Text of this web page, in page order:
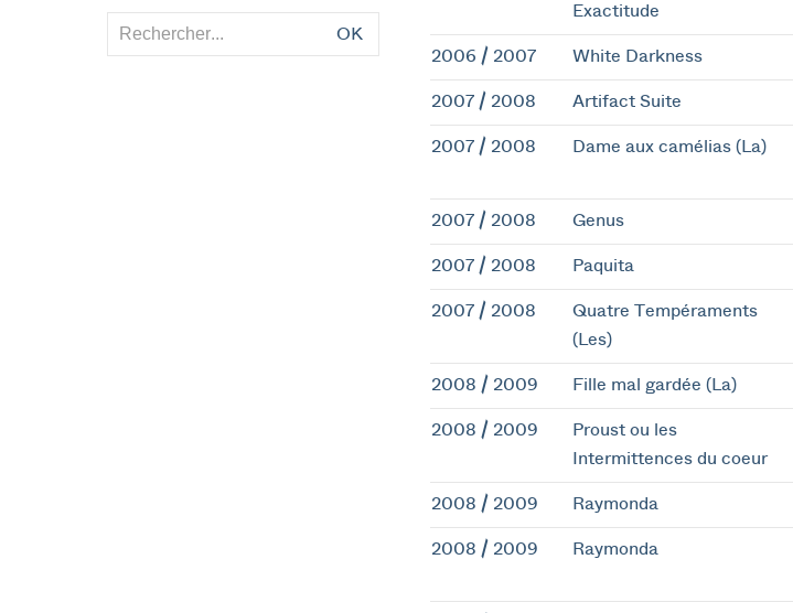
Exactitude
2006 / 2007 White Darkness
2007 / 2008 Artifact Suite
2007 / 2008 Dame aux camélias (La)
2007 / 2008 Genus
2007 / 2008 Paquita
2007 / 2008
Quatre Tempéraments
(Les)
2008 / 2009 Fille mal gardée (La)
2008 / 2009
Proust ou les
Intermittences du coeur
2008 / 2009 Raymonda
2008 / 2009 Raymonda
OK